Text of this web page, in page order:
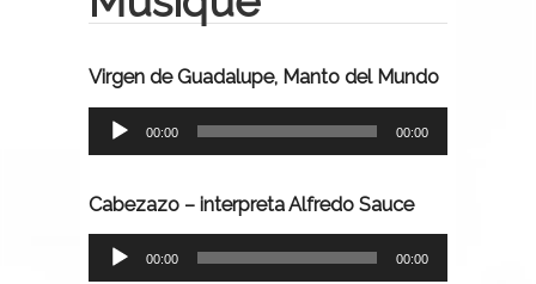
Virgen de Guadalupe, Manto del Mundo
audio
00:00 00:00
Cabezazo – interpreta Alfredo Sauce
audio
00:00 00:00